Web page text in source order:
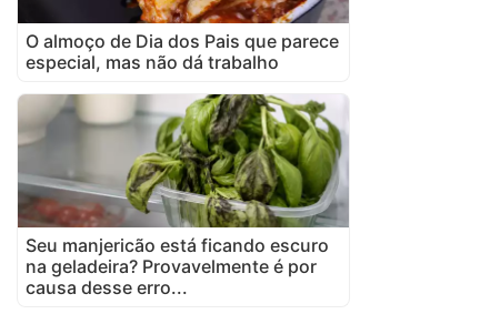
O almoço de Dia dos Pais que parece
especial, mas não dá trabalho
Seu manjericão está ficando escuro
na geladeira? Provavelmente é por
causa desse erro...